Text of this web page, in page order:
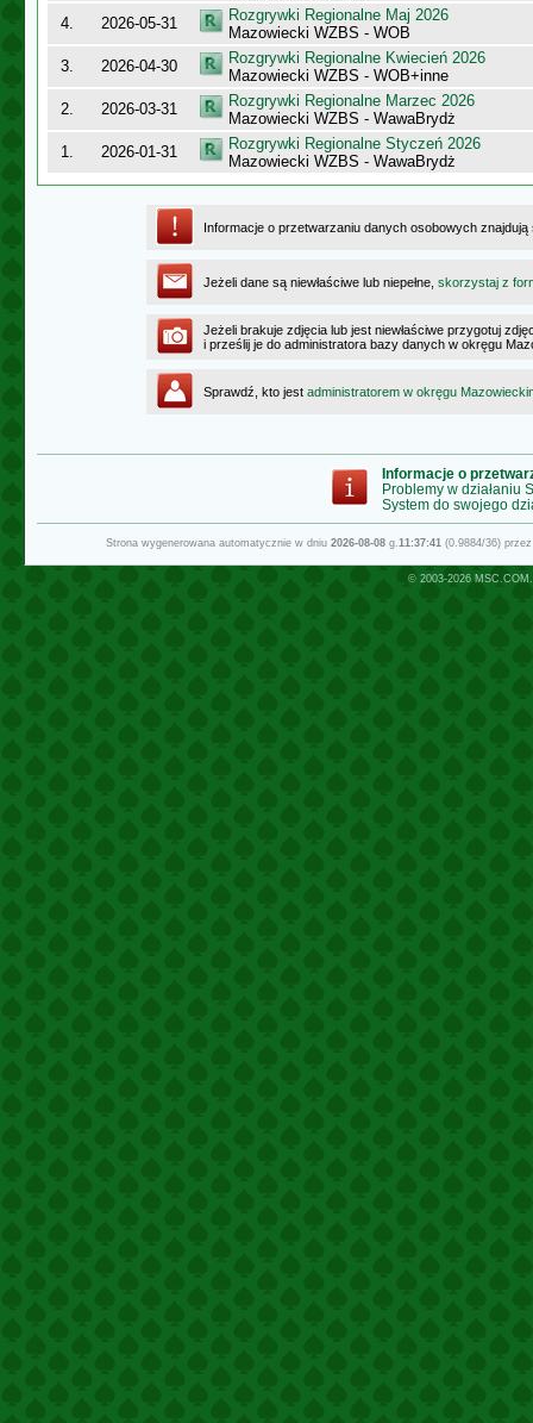
4.
2026-05-31
Rozgrywki Regionalne Maj 2026
Mazowiecki WZBS - WOB
3.
2026-04-30
Rozgrywki Regionalne Kwiecień 2026
Mazowiecki WZBS - WOB+inne
2.
2026-03-31
Rozgrywki Regionalne Marzec 2026
Mazowiecki WZBS - WawaBrydż
1.
2026-01-31
Rozgrywki Regionalne Styczeń 2026
Mazowiecki WZBS - WawaBrydż
Informacje o przetwarzaniu danych osobowych
Jeżeli dane są niewłaściwe lub niepełne, skorzystaj z
Jeżeli brakuje zdjęcia lub jest niewłaściwe przygotuj
i prześlij je do administratora bazy danych w okręgu
Sprawdź, kto jest administratorem w okręgu
Informacje o
Problemy w działaniu
System do swojego
Strona wygenerowana automatycznie w dniu 2026-08-08g.11:37:41(0.9884/36)
© 2003-2026